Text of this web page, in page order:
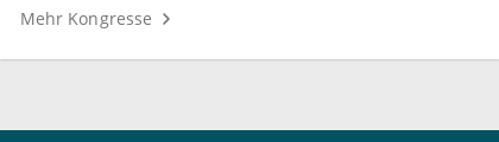
Mehr Kongresse